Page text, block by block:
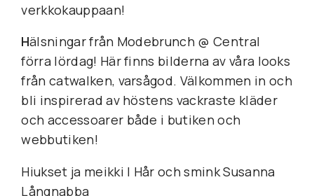
verkkokauppaan!
Hälsningar från Modebrunch @ Central
förra lördag! Här finns bilderna av våra looks
från catwalken, varsågod. Välkommen in och
bli inspirerad av höstens vackraste kläder
och accessoarer både i butiken och
webbutiken!
Hiukset ja meikki I Hår och smink Susanna
Långnabba